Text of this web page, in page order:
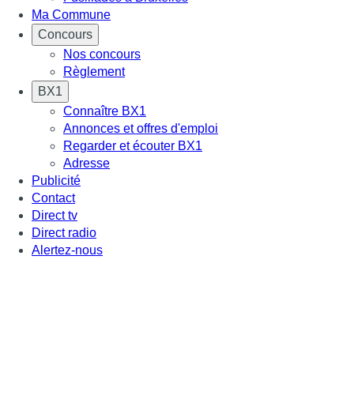
Ma Commune
Concours
Nos concours
Règlement
BX1
Connaître BX1
Annonces et offres d'emploi
Regarder et écouter BX1
Adresse
Publicité
Contact
Direct tv
Direct radio
Alertez-nous